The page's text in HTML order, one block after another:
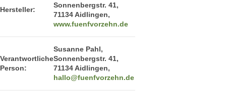
Hersteller:
Sonnenbergstr. 41,
71134 Aidlingen,
www.fuenfvorzehn.de
Verantwortliche
Person:
Susanne Pahl,
Sonnenbergstr. 41,
71134 Aidlingen,
hallo@fuenfvorzehn.de